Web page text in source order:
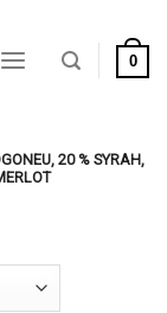
0
20 % SYRAH,